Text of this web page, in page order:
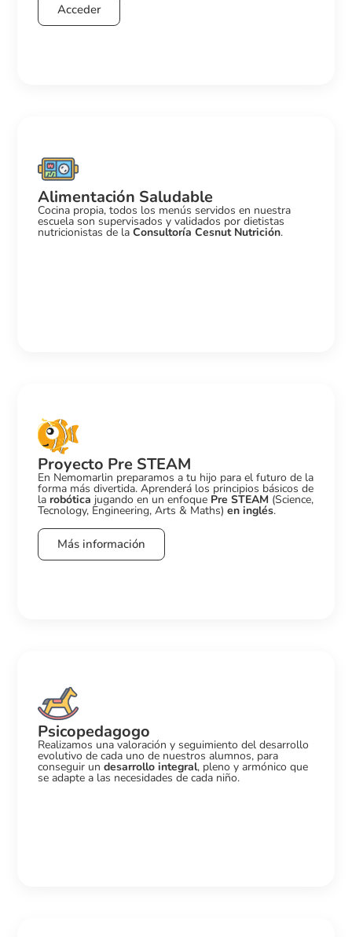
Acceder
Alimentación Saludable
Cocina propia, todos los menús servidos en nuestra
escuela son supervisados y validados por dietistas
nutricionistas de laConsultoría Cesnut Nutrición.
Proyecto Pre STEAM
En Nemomarlin preparamos a tu hijo para el futuro de la
forma más divertida. Aprenderá los principios básicos de
la robótica jugando en un enfoque Pre STEAM (Science,
Tecnology, Engineering, Arts & Maths)en inglés.
Más información
Psicopedagogo
Realizamos una valoración y seguimiento del desarrollo
evolutivo de cada uno de nuestros alumnos, para
conseguir undesarrollo integral, pleno y armónico que
se adapte a las necesidades de cada niño.